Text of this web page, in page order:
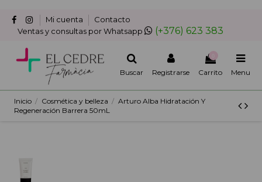
Mi cuenta
Contacto
Ventas y consultas por Whatsapp
(+376) 623 383
Buscar Registrarse Carrito Menu
Inicio Cosmética y belleza
Arturo Alba Hidratación Y
Regeneración Barrera 50mL